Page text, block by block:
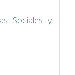
Sociales y